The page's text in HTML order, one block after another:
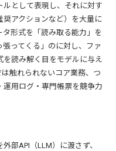
として表現し、それに対す
アクションなど）を大量に
形式を「読み取る能力」を
ってくる」のに対し、ファ
読み解く目をモデルに与え
触れられないコア業務、つ
運用ログ・専門帳票を競争力
部API（LLM）に渡さず、